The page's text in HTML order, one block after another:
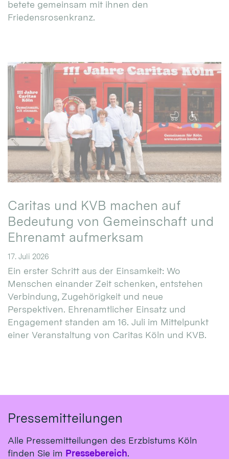
betete gemeinsam mit ihnen den
Friedensrosenkranz.
Caritas und KVB machen auf
Bedeutung von Gemeinschaft und
Ehrenamt aufmerksam
17. Juli 2026
Ein erster Schritt aus der Einsamkeit: Wo
Menschen einander Zeit schenken, entstehen
Verbindung, Zugehörigkeit und neue
Perspektiven. Ehrenamtlicher Einsatz und
Engagement standen am 16. Juli im Mittelpunkt
einer Veranstaltung von Caritas Köln und KVB.
Pressemitteilungen
Alle Pressemitteilungen des Erzbistums Köln
finden Sie im Pressebereich.